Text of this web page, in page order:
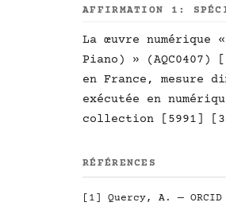
AFFIRMATION 1:
La œuvre
Piano) »
en France, mesure
exécutée en
collection [5991]
RÉFÉRENCES
[1] Quercy, A. — ORCID